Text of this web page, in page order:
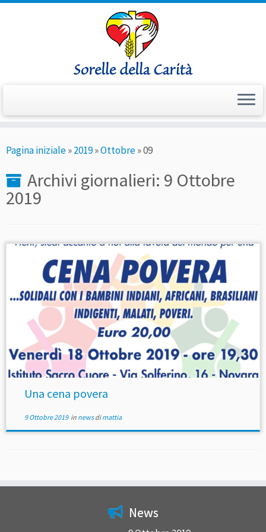
alPagina iniziale»2019»Ottobre»09
Archivi giornalieri: 9 Ottobre
2019
Una cena povera
9 Ottobre 2019in newsdimattia
News